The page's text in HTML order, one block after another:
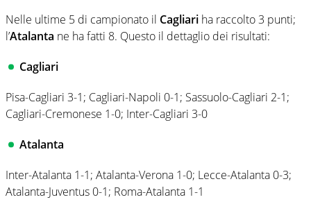
Nelle ultime 5 di campionato il Cagliari ha raccolto 3 punti;
l’Atalanta ne ha fatti 8. Questo il dettaglio dei risultati:
Cagliari
Pisa-Cagliari 3-1; Cagliari-Napoli 0-1; Sassuolo-Cagliari 2-1;
Cagliari-Cremonese 1-0; Inter-Cagliari 3-0
Atalanta
Inter-Atalanta 1-1; Atalanta-Verona 1-0; Lecce-Atalanta 0-3;
Atalanta-Juventus 0-1; Roma-Atalanta 1-1